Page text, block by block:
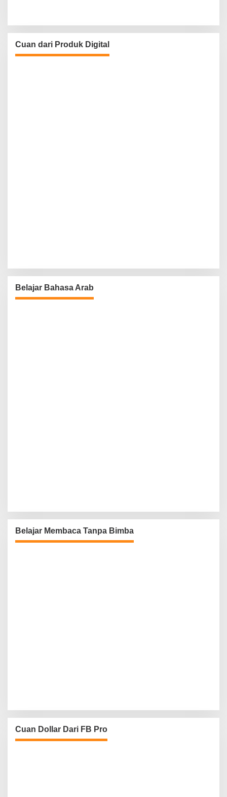
Cuan dari Produk Digital
Belajar Bahasa Arab
Belajar Membaca Tanpa Bimba
Cuan Dollar Dari FB Pro